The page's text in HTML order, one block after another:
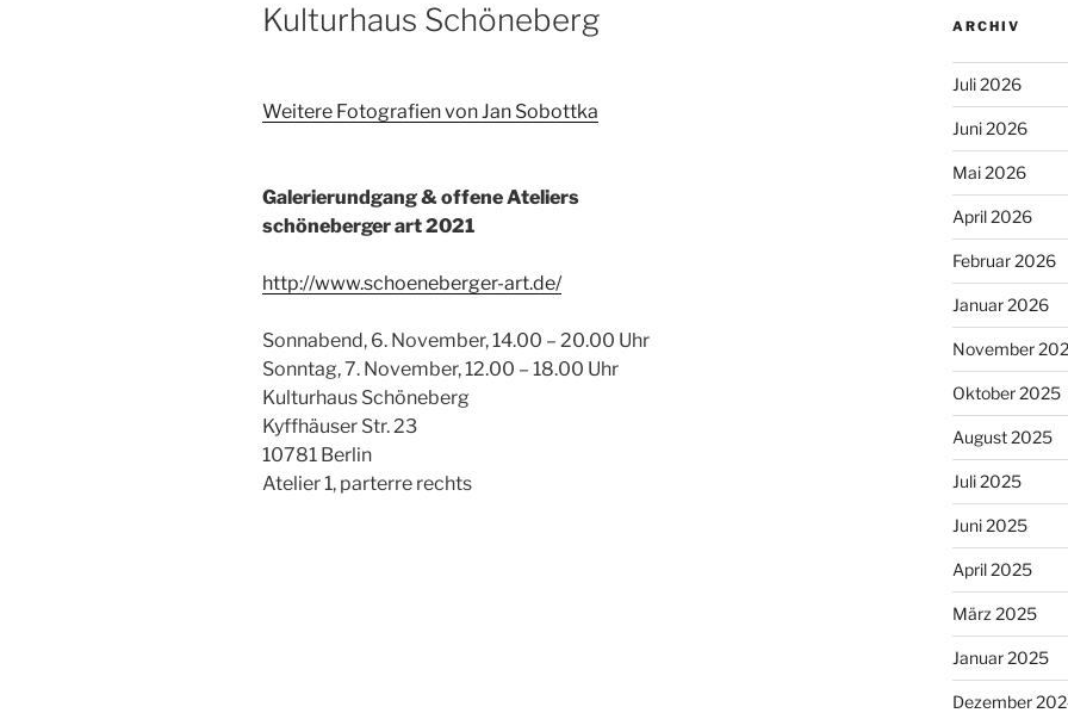
Kulturhaus Schöneberg
Weitere Fotografien von Jan Sobottka
Galerierundgang & offene Ateliers
schöneberger art 2021
http://www.schoeneberger-art.de/
Sonnabend, 6. November, 14.00 – 20.00 Uhr
Sonntag, 7. November, 12.00 – 18.00 Uhr
Kulturhaus Schöneberg
Kyffhäuser Str. 23
10781 Berlin
Atelier 1, parterre rechts
ARCHIV
Juli 2026
Juni 2026
Mai 2026
April 2026
Februar 2026
Januar 2026
November
Oktober 2025
August 2025
Juli 2025
Juni 2025
April 2025
März 2025
Januar 2025
Dezember